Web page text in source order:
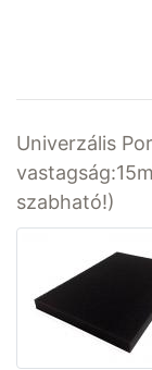
Univerzális
szabható!)